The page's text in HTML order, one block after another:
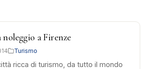
a Firenze
Turismo
ricca di turismo, da tutto il mondo